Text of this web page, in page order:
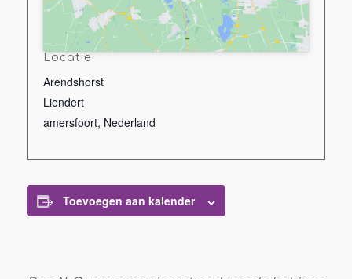
Locatie
Arendshorst
Liendert
amersfoort, Nederland
Toevoegen aan kalender